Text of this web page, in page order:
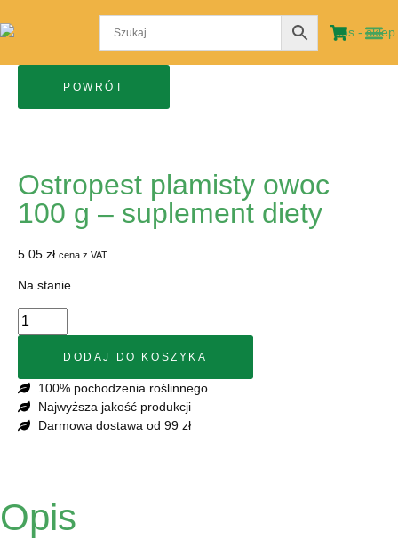
Ostropest plamisty owoc
100 g – suplement diety
5.05 zł cena z VAT
Na stanie
DODAJ DO KOSZYKA
100% pochodzenia roślinnego
Najwyższa jakość produkcji
Darmowa dostawa od 99 zł
Opis